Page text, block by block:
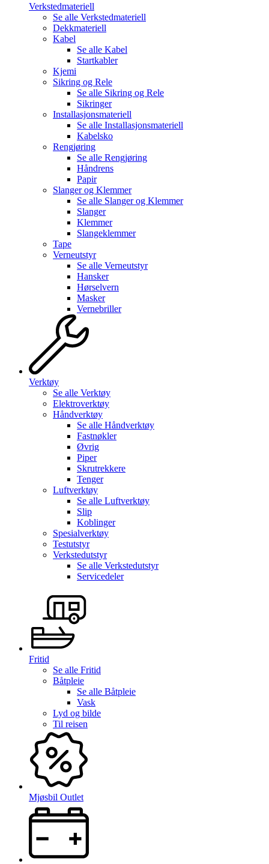
Verkstedmateriell
Se alle Verkstedmateriell
Dekkmateriell
Kabel
Se alle Kabel
Startkabler
Kjemi
Sikring og Rele
Se alle Sikring og Rele
Sikringer
Installasjonsmateriell
Se alle Installasjonsmateriell
Kabelsko
Rengjøring
Se alle Rengjøring
Håndrens
Papir
Slanger og Klemmer
Se alle Slanger og Klemmer
Slanger
Klemmer
Slangeklemmer
Tape
Verneutstyr
Se alle Verneutstyr
Hansker
Hørselvern
Masker
Vernebriller
Verktøy
Se alle Verktøy
Elektroverktøy
Håndverktøy
Se alle Håndverktøy
Fastnøkler
Øvrig
Piper
Skrutrekkere
Tenger
Luftverktøy
Se alle Luftverktøy
Slip
Koblinger
Spesialverktøy
Testutstyr
Verkstedutstyr
Se alle Verkstedutstyr
Servicedeler
Fritid
Se alle Fritid
Båtpleie
Se alle Båtpleie
Vask
Lyd og bilde
Til reisen
Mjøsbil Outlet